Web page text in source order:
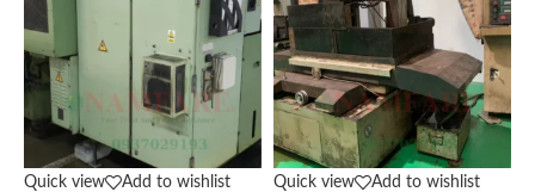
Quick view Add to wishlist Quick view Add to wishlist